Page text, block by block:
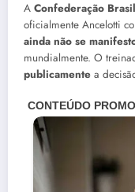
A Confederação
oficialmente Ancelotti
ainda não se
mundialmente. O
publicamente a